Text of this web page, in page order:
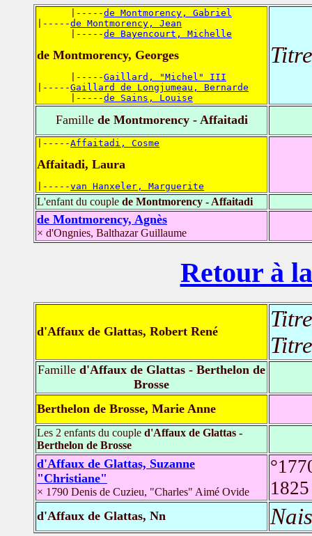
      |-----
de Montmorency, Gabriel
|-----de Montmorency, Jean
      |-----
de Bayencourt, Michelle
de Montmorency, Georges
      |-----
Gaillard, "Michel" III
|-----Gaillard de Longjumeau, Bernarde
      |-----
de Sains, Louise
Famillede Montmorency - Affaitadi
|-----Affaitadi, Cosme
Affaitadi, Laura
|-----van Hanxeler, Marguerite
L'enfant du couple de Montmorency - Affaitadi
de Montmorency, Agnès
× d'Ongnies, Balthazar Guillaume
Retour à
d'Affaux de Glattas, Robert René
Famille d'Affaux de Glattas - Berthelon de
Brosse
Berthelon de Brosse, Marie Anne
Les 2 enfants du couple d'Affaux de Glattas -
Berthelon de Brosse
d'Affaux de Glattas, Suzanne
"Christiane"
× 1790 Denis de Cuzieu, "Charles" Aimé Ovide
d'Affaux de Glattas, Nn